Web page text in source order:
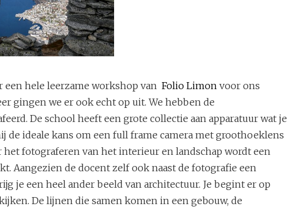
een hele leerzame workshop van Folio Limon voor ons
gingen we er ook echt op uit. We hebben de
De school heeft een grote collectie aan apparatuur wat je
de ideale kans om een full frame camera met groothoeklens
het fotograferen van het interieur en landschap wordt een
Aangezien de docent zelf ook naast de fotografie een
je een heel ander beeld van architectuur. Je begint er op
De lijnen die samen komen in een gebouw, de